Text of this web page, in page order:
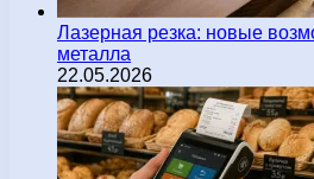
Лазерная резка: новые
металла
22.05.2026